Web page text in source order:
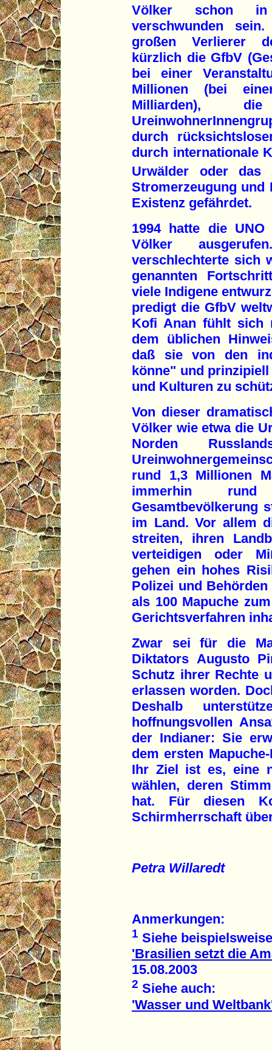
Völker schon
verschwunden
großen Verlierer
kürzlich die GfbV
bei einer
Millionen (bei
Milliarden),
durch
durch internationale
Urwälder oder das
Stromerzeugung und
Existenz gefährdet.
1994 hatte die
Völker
verschlechterte sich
genannten
viele Indigene
predigt die GfbV
Kofi Anan fühlt sich
dem üblichen
daß sie von den
könne" und
und Kulturen zu
Von dieser
Völker wie etwa die
Norden
rund 1,3 Millionen
immerhin
Gesamtbevölkerung
im Land. Vor allem
streiten, ihren
verteidigen oder
gehen ein hohes
Polizei und
als 100 Mapuche
Gerichtsverfahren
Zwar sei für die
Diktators Augusto
Schutz ihrer Rechte
erlassen worden.
Deshalb
hoffnungsvollen
der Indianer: Sie
dem ersten
Ihr Ziel ist es, eine
wählen, deren
hat. Für diesen
Schirmherrschaft
Petra Willaredt
Anmerkungen:
1 Siehe
'Brasilien setzt die
15.08.2003
2 Siehe auch:
'Wasser und